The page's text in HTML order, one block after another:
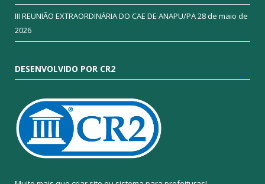
III REUNIÃO EXTRAORDINÁRIA DO CAE DE ANAPU/PA28 de maio de
2026
DESENVOLVIDO POR CR2